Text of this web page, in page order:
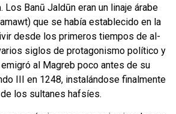
. Los Banū Jaldūn eran un linaje árabe
que se había establecido en la
desde los primeros tiempos de al-
siglos de protagonismo político y
al Magreb poco antes de su
III en 1248, instalándose finalmente
los sultanes hafsíes.